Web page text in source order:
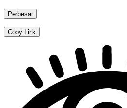
Perbesar
Copy Link